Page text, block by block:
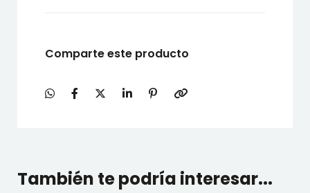
Comparte este producto
También te podría interesar...